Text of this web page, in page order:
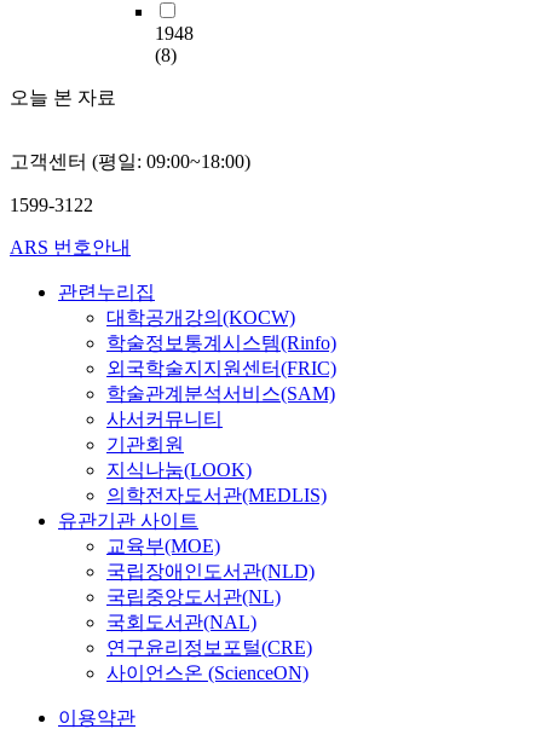
1948
(8)
오늘 본 자료
고객센터 (평일: 09:00~18:00)
1599-3122
ARS 번호안내
관련누리집
대학공개강의(KOCW)
학술정보통계시스템(Rinfo)
외국학술지지원센터(FRIC)
학술관계분석서비스(SAM)
사서커뮤니티
기관회원
지식나눔(LOOK)
의학전자도서관(MEDLIS)
유관기관 사이트
교육부(MOE)
국립장애인도서관(NLD)
국립중앙도서관(NL)
국회도서관(NAL)
연구윤리정보포털(CRE)
사이언스온 (ScienceON)
이용약관